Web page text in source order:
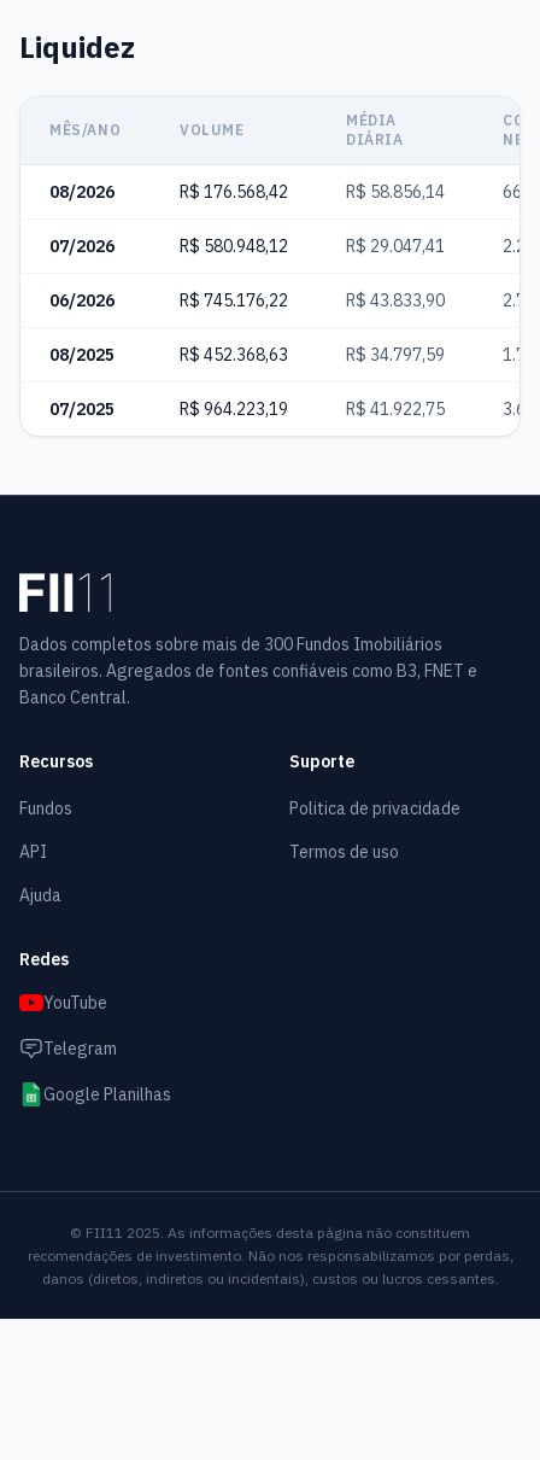
Liquidez
MÊS/ANO VOLUME
MÉDIA
DIÁRIA
08/2026 R$ 176.568,42 R$ 58.856,14 664
07/2026 R$ 580.948,12 R$ 29.047,41
06/2026 R$ 745.176,22 R$ 43.833,90
08/2025 R$ 452.368,63 R$ 34.797,59
07/2025 R$ 964.223,19 R$ 41.922,75
Dados completos sobre mais de 300 Fundos Imobiliários
brasileiros. Agregados de fontes confiáveis como B3, FNET e
Banco Central.
Recursos
Fundos
API
Ajuda
Suporte
Politica de privacidade
Termos de uso
Redes
YouTube
Telegram
Google Planilhas
© FII11 2025. As informações desta página não constituem
recomendações de investimento. Não nos responsabilizamos por perdas,
danos (diretos, indiretos ou incidentais), custos ou lucros cessantes.